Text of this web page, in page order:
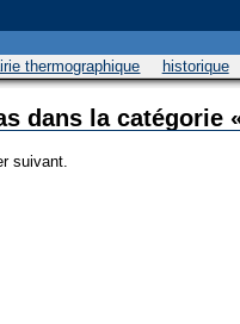
thermographique historique
dans la catégorie
suivant.